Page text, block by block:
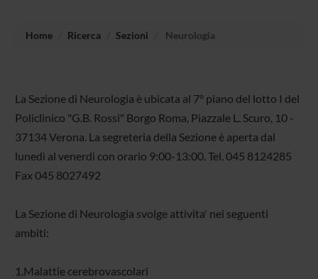
Home Ricerca Sezioni Neurologia
La Sezione di Neurologia è ubicata al 7° piano del lotto I del
Policlinico "G.B. Rossi" Borgo Roma, Piazzale L. Scuro, 10 -
37134 Verona. La segreteria della Sezione è aperta dal
lunedì al venerdì con orario 9:00-13:00. Tel. 045 8124285
Fax 045 8027492
La Sezione di Neurologia svolge attivita' nei seguenti
ambiti:
1.Malattie cerebrovascolari